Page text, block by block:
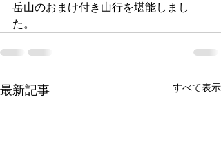
岳山のおまけ付き山行を堪能しまし
た。
最新記事 すべて表示